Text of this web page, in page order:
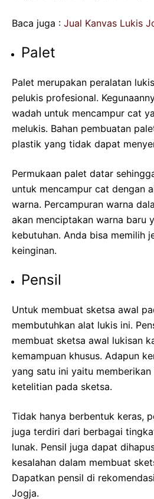
Baca juga : Jual Kanvas Lukis
Palet
Palet merupakan peralatan
pelukis profesional.
wadah untuk mencampur cat
melukis. Bahan pembuatan
plastik yang tidak dapat
Permukaan palet datar
untuk mencampur cat dengan
warna. Percampuran warna
akan menciptakan warna baru
kebutuhan. Anda bisa memilih
keinginan.
Pensil
Untuk membuat sketsa awal
membutuhkan alat lukis ini.
membuat sketsa awal lukisan
kemampuan khusus. Adapun
yang satu ini yaitu
ketelitian pada sketsa.
Tidak hanya berbentuk keras,
juga terdiri dari berbagai
lunak. Pensil juga dapat
kesalahan dalam membuat
Dapatkan pensil di
Jogja.